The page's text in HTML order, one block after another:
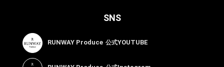
SNS
RUNWAY Produce 公式YOUTUBE